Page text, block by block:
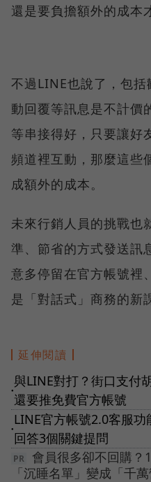
還是要負擔額外的成本
不過LINE也說了，包
動回覆等訊息是不計價
等串接得好，只要讓好
頻道裡互動，那麼這些
成額外的成本。
未來行銷人員的挑戰也
準、節省的方式發送訊
意多停留在官方帳號裡
是「對話式」商務的新
延伸閱讀
●
與LINE對打？街口支付
還要推免費官方帳號
●
LINE官方帳號2.0客服
回答3個關鍵提問
會員很多卻不回購？
「沉睡名單」變成「千